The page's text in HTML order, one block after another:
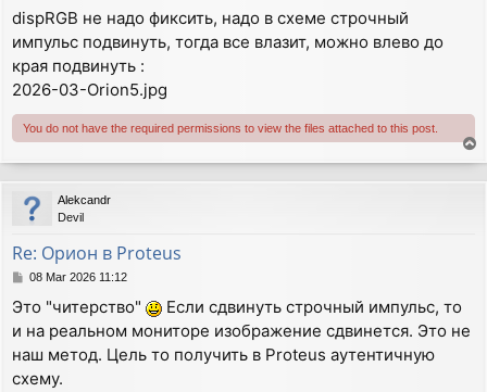
dispRGB не надо фиксить, надо в схеме строчный
импульс подвинуть, тогда все влазит, можно влево до
края подвинуть :
2026-03-Orion5.jpg
You do not have the required permissions to view the files attached to this post.
o
p
Alekcandr
Devil
Re: Орион в Proteus
P
s
t
08 Mar 2026 11:12
Это "читерство"
Если сдвинуть строчный импульс, то
и на реальном мониторе изображение сдвинется. Это не
наш метод. Цель то получить в Proteus аутентичную
схему.